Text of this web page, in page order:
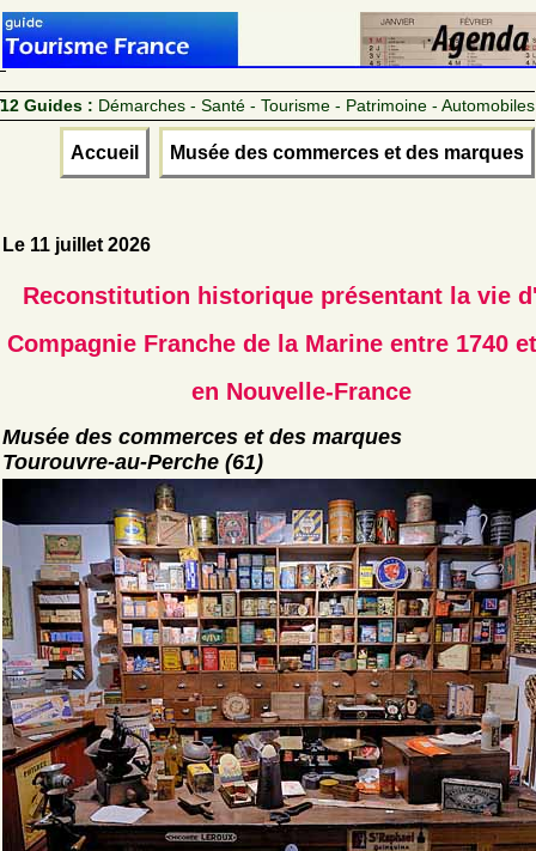
12 Guides : Démarches - Santé - Tourisme - Patrimoine - Automobiles
Accueil Musée des commerces et des marques
Le 11 juillet 2026
Reconstitution historique présentant la vie
Compagnie Franche de la Marine entre 1740
en Nouvelle-France
Musée des commerces et des marques
Tourouvre-au-Perche (61)